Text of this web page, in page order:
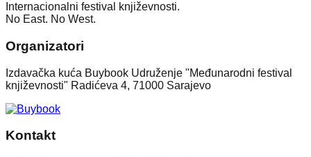
Internacionalni festival književnosti.
No East. No West.
Organizatori
Izdavačka kuća Buybook Udruženje "Međunarodni festival
književnosti" Radićeva 4, 71000 Sarajevo
Kontakt